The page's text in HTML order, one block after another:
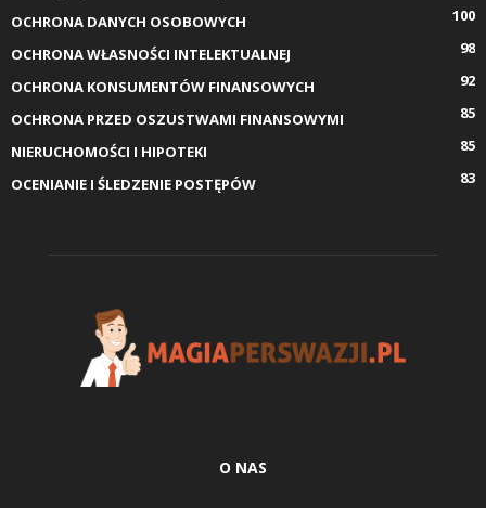
OCHRONA DANYCH OSOBOWYCH
100
OCHRONA WŁASNOŚCI INTELEKTUALNEJ
98
OCHRONA KONSUMENTÓW FINANSOWYCH
92
OCHRONA PRZED OSZUSTWAMI FINANSOWYMI
85
NIERUCHOMOŚCI I HIPOTEKI
85
OCENIANIE I ŚLEDZENIE POSTĘPÓW
83
O NAS